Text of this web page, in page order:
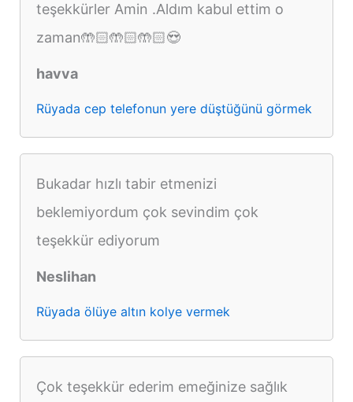
teşekkürler Amin .Aldım kabul ettim o
zaman🤲🏻🤲🏻🤲🏻😍
havva
Rüyada cep telefonun yere düştüğünü görmek
Bukadar hızlı tabir etmenizi
beklemiyordum çok sevindim çok
teşekkür ediyorum
Neslihan
Rüyada ölüye altın kolye vermek
Çok teşekkür ederim emeğinize sağlık